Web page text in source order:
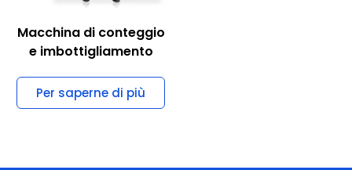
e imbottigliamento
Per saperne di più